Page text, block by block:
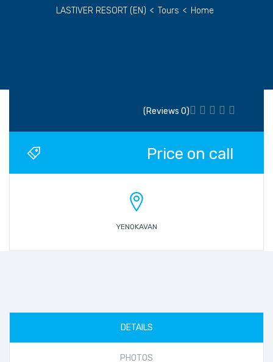
Home
>
Tours
>
(EN) LASTIVER RESORT
(0 Reviews)
Price on call
YENOKAVAN
DETAILS
PHOTOS